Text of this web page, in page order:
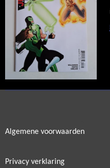
Algemene voorwaarden
Privacy verklaring